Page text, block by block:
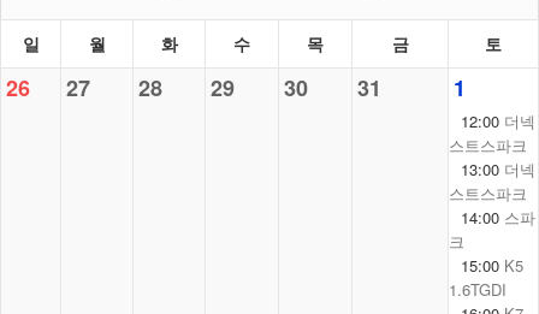
일 월 화 수 목 금 토
26 27 28 29 30 31 1
12:00 더넥
스트스파크
13:00 더넥
스트스파크
14:00 스파
크
15:00 K5
1.6TGDI